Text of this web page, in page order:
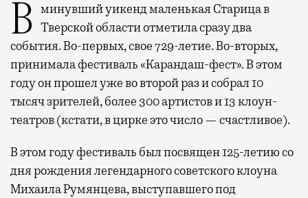
В минувший уикенд маленькая Старица в Тверской области отметила сразу два
события. Во-первых, свое 729-летие. Во-вторых,
принимала фестиваль «Карандаш-фест». В этом
году он прошел уже во второй раз и собрал 10
тысяч зрителей, более 300 артистов и 13 клоун-
театров (кстати, в цирке это число — счастливое).
В этом году фестиваль был посвящен 125-летию со
дня рождения легендарного советского клоуна
Михаила Румянцева, выступавшего под